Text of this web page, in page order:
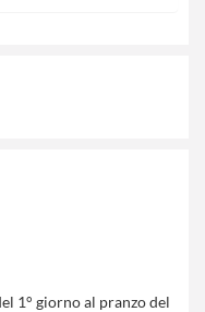
1° giorno al pranzo del